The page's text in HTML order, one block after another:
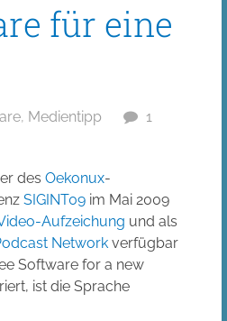
für eine
, Medientipp
1
desOekonux-
SIGINT09 im Mai 2009
Aufzeichung und als
Network verfügbar
Software for a new
ist die Sprache